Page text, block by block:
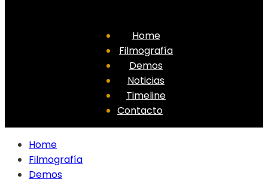
Home
Filmografía
Demos
Noticias
Timeline
Contacto
Home
Filmografía
Demos